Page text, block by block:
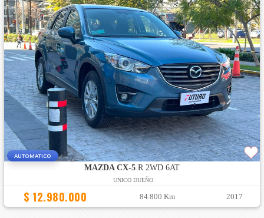
AUTOMATICO
MAZDA CX-5 R 2WD 6AT
UNICO DUEÑO
$ 12.980.000 84.800 Km 2017